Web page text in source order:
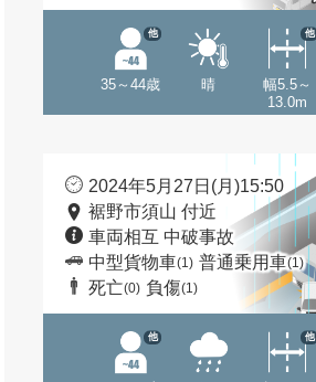
35～44歳
他
晴
幅5.5～
13.0m
他
2024年5月27日(月)15:50
裾野市須山 付近
車両相互 中破事故
中型貨物車(1) 普通乗用車(1)
死亡(0) 負傷(1)
他 他